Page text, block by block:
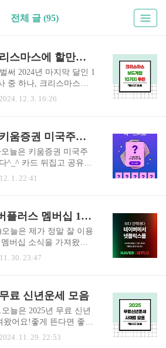
전체 글 (95)
[문화/생활정보] 크리스마스에 할만한 보드게임 추천 TOP 10
써 2024년 마지막 달인 1
중 하나, 크리스마스에
추천해 봅니다:)가족,
몰에서 윈터 페스타 이
고 있으니 한 번 둘러보
인원 : 2~4명• 가격
상인이 되어 다양한 보
귀족의 호감을 얻는 게임
을 확보..
12. 3. 16:26
[주식정보/이벤트] 키움증권 미국주식 10종목 무료로 받기
늘은 키움증권 미국주
^_^ 카드 뒤집고 공유하
국주식을 무료로 받을
간24.11.14 ~ 24.12.13*
미국주식 신규고객/휴면
이벤트 시작일 기준입
미국주식 미거래자)이
어플접속 - ② 고객서
에게 공유하고 다음 당
1. 22:41
[멤버십정보] 네이버플러스 멤버십 1개월 무료체험 (넷플릭스 선택가능)
늘은 제가 정말 잘 이용
버십 소식을 가져왔어
넷플릭스와 계약을 하면
이용 가능혜택① 멤버십
원하는 것을 하나 선택
마다 최대 5% 적립③
립④ BIG 멤버십데이에
인⑤ 편의점 최대 20% 할
30. 23:47
료 신년운세 모음
늘은 2025년 무료 신년
왔어요!좋게 뜬다면 좋은
뜬다면 참고만 하시고 흘
11. 29. 22:53